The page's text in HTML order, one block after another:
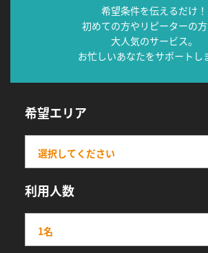
希望条件を伝えるだけ！
初めての方やリピーターの
大人気のサービス。
お忙しいあなたをサポートし
希望エリア
利用人数